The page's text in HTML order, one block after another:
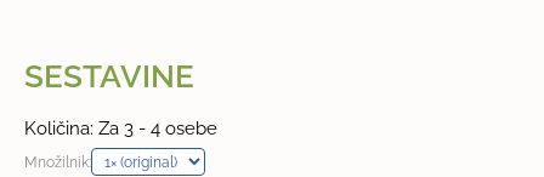
SESTAVINE
Količina: Za 3 - 4 osebe
Množilnik: